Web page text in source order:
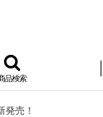
品検索
売！